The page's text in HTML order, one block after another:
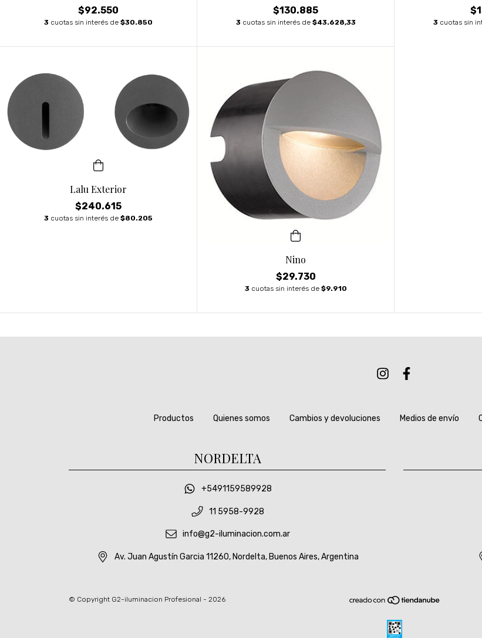
$92.550
3 cuotas sin interés de $30.850
$130.885
3 cuotas sin interés de $43.628,33 3 cuotas sin
Lalu Exterior
$240.615
3 cuotas sin interés de $80.205
Nino
$29.730
3 cuotas sin interés de $9.910
Productos Quienes somos Cambios y devoluciones Medios de envío
NORDELTA
+5491159589928
11 5958-9928
info@g2-iluminacion.com.ar
Av. Juan Agustín Garcia 11260, Nordelta, Buenos Aires, Argentina
© Copyright G2-iluminacion Profesional - 2026